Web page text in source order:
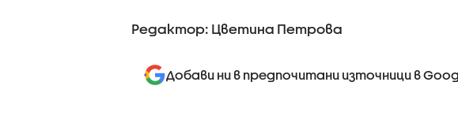
Редактор: Цветина Петрова
Добави ни в предпочитани източници в